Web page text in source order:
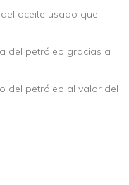
aceite usado que
del petróleo gracias a
del petróleo al valor del